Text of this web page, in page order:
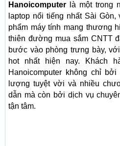
Hanoicomputer là một trong
laptop nổi tiếng nhất Sài
phẩm máy tính mang thương
thiên đường mua sắm CNTT
bước vào phòng trưng bày,
hot nhất hiện nay. Khách
Hanoicomputer không chỉ
lượng tuyệt vời và nhiều
dẫn mà còn bởi dịch vụ
tận tâm.